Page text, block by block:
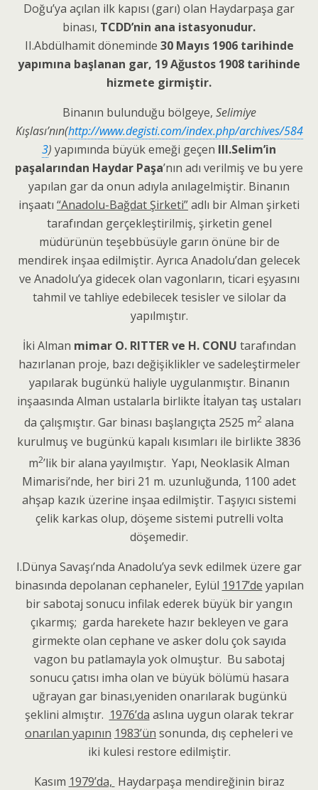
Doğu’ya açılan ilk kapısı (garı) olan Haydarpaşa gar
binası, TCDD’nin ana istasyonudur.
II.Abdülhamit döneminde 30 Mayıs 1906 tarihinde
yapımına başlanan gar, 19 Ağustos 1908 tarihinde
hizmete girmiştir.
Binanın bulunduğu bölgeye, Selimiye
Kışlası’nın(http://www.degisti.com/index.php/archives/584
3) yapımında büyük emeği geçen III.Selim’in
paşalarından Haydar Paşa’nın adı verilmiş ve bu yere
yapılan gar da onun adıyla anılagelmiştir. Binanın
inşaatı “Anadolu-Bağdat Şirketi”adlı bir Alman şirketi
tarafından gerçekleştirilmiş, şirketin genel
müdürünün teşebbüsüyle garın önüne bir de
mendirek inşaa edilmiştir. Ayrıca Anadolu’dan gelecek
ve Anadolu’ya gidecek olan vagonların, ticari eşyasını
tahmil ve tahliye edebilecek tesisler ve silolar da
yapılmıştır.
İki Alman mimar O. RITTER ve H. CONU tarafından
hazırlanan proje, bazı değişiklikler ve sadeleştirmeler
yapılarak bugünkü haliyle uygulanmıştır. Binanın
inşaasında Alman ustalarla birlikte İtalyan taş ustaları
da çalışmıştır. Gar binası başlangıçta 2525 m2 alana
kurulmuş ve bugünkü kapalı kısımları ile birlikte 3836
m2’lik bir alana yayılmıştır. Yapı, Neoklasik Alman
Mimarisi’nde, her biri 21 m. uzunluğunda, 1100 adet
ahşap kazık üzerine inşaa edilmiştir. Taşıyıcı sistemi
çelik karkas olup, döşeme sistemi putrelli volta
döşemedir.
I.Dünya Savaşı’nda Anadolu’ya sevk edilmek üzere gar
binasında depolanan cephaneler, Eylül 1917’de yapılan
bir sabotaj sonucu infilak ederek büyük bir yangın
çıkarmış; garda harekete hazır bekleyen ve gara
girmekte olan cephane ve asker dolu çok sayıda
vagon bu patlamayla yok olmuştur. Bu sabotaj
sonucu çatısı imha olan ve büyük bölümü hasara
uğrayan gar binası,yeniden onarılarak bugünkü
şeklini almıştır. 1976’da aslına uygun olarak tekrar
onarılan yapının 1983’ün sonunda, dış cepheleri ve
iki kulesi restore edilmiştir.
Kasım 1979’da, Haydarpaşa mendireğinin biraz